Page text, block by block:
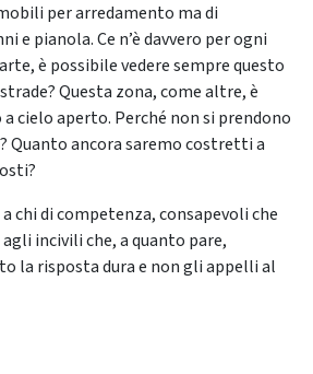
per arredamento ma di
e pianola. Ce n’è davvero per ogni
è possibile vedere sempre questo
Questa zona, come altre, è
cielo aperto. Perché non si prendono
Quanto ancora saremo costretti a
chi di competenza, consapevoli che
incivili che, a quanto pare,
la risposta dura e non gli appelli al